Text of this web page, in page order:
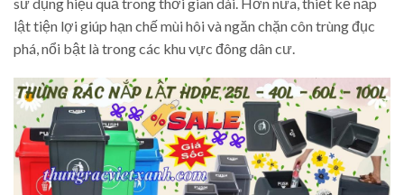
lật tiện lợi giúp hạn chế mùi hôi và ngăn chặn côn trùng đục
phá, nổi bật là trong các khu vực đông dân cư.